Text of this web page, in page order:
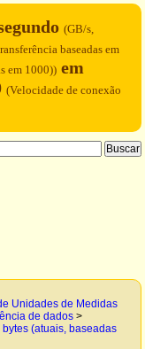
(GB/s,
baseadas em
em 1000)) em
(Velocidade de conexão
Unidades de Medidas
de dados >
(atuais, baseadas